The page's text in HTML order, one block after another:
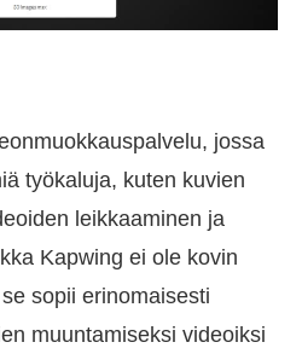
jossa
työkaluja, kuten kuvien
leikkaaminen ja
Kapwing ei ole kovin
sopii erinomaisesti
muuntamiseksi videoiksi